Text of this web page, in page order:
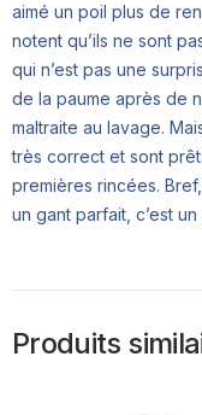
aimé un poil plus de
notent qu’ils ne sont
qui n’est pas une
de la paume après de
maltraite au lavage.
très correct et sont
premières rincées.
un gant parfait, c’est
Produits